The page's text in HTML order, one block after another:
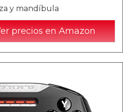
y mandíbula
precios en Amazon